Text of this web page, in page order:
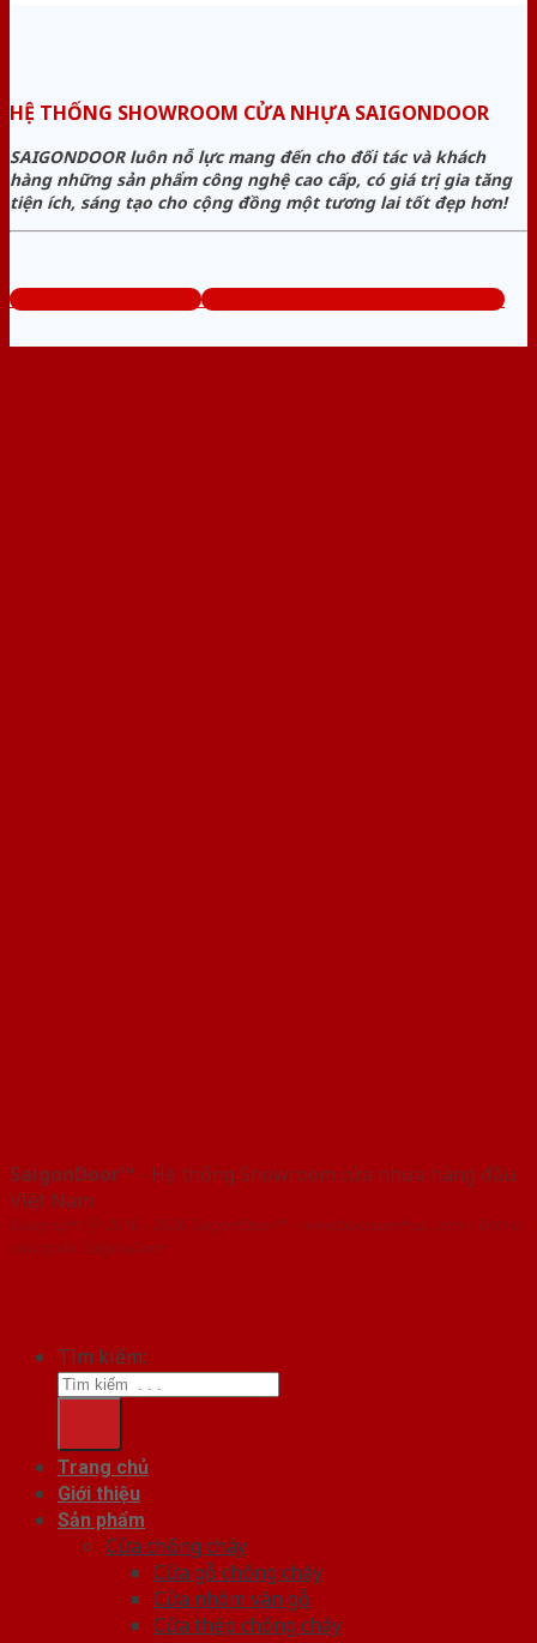
HỆ THỐNG SHOWROOM CỬA NHỰA SAIGONDOOR
SAIGONDOOR luôn nỗ lực mang đến cho đối tác và khách
hàng những sản phẩm công nghệ cao cấp, có giá trị gia tăng
tiện ích, sáng tạo cho cộng đồng một tương lai tốt đẹp hơn!
www.sieuthicuanhua.net Tổng đài tư vấn miễn phí: 0824.400.400
SaigonDoor™ - Hệ thống Showroom cửa nhựa hàng đầu
Việt Nam
Copyright ⓒ 2016 – 2026 SaigonDoor™ - www.bancuanhua.com | Đơn vị
chủ quản SaigonDoor
Tìm kiếm:
Trang chủ
Giới thiệu
Sản phẩm
Cửa chống cháy
Cửa gỗ chống cháy
Cửa nhôm vân gỗ
Cửa thép chống cháy